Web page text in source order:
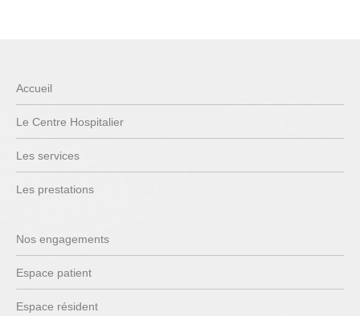
Accueil
Le Centre Hospitalier
Les services
Les prestations
Nos engagements
Espace patient
Espace résident